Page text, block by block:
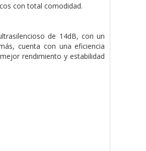
con total comodidad.
de 14dB, con un
cuenta con una eficiencia
rendimiento y estabilidad